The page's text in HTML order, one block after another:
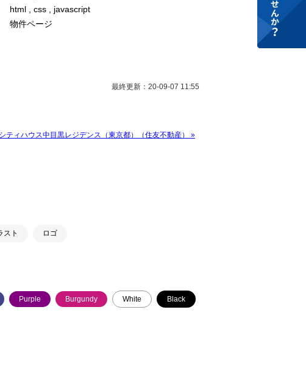
html , css , javascript
物件ページ
最終更新：20-09-07 11:55
シティハウス中目黒レジデンス（東京都）（住友不動産） »
スト ロゴ
Purple Burgundy White Black